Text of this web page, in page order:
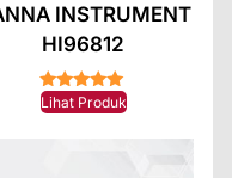
INSTRUMENT
HI96812
★★★★★
Lihat Produk